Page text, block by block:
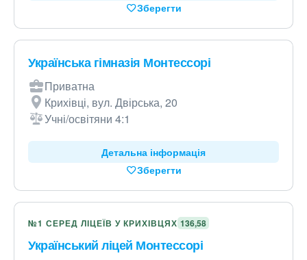
Зберегти
Українська гімназія Монтессорі
Приватна
Крихівці, вул. Двірська, 20
Учні/освітяни 4:1
Детальна інформація
Зберегти
№1 СЕРЕД ЛІЦЕЇВ У КРИХІВЦЯХ 136,58
Український ліцей Монтессорі